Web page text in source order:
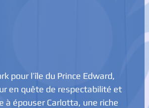
pour l’île du Prince Edward,
en quête de respectabilité et
à épouser Carlotta, une riche